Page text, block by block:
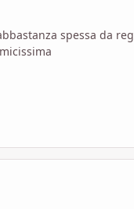
spessa da